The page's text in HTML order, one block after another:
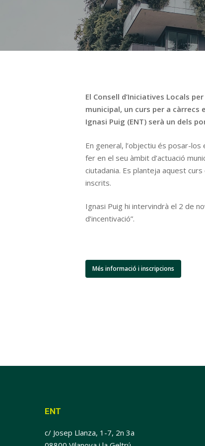
El Consell d’Iniciatives Locals
municipal, un curs per a càrrecs
Ignasi Puig (ENT) serà un dels
En general, l’objectiu és posar-
fer en el seu àmbit d’actuació
ciutadania. Es planteja aquest
inscrits.
Ignasi Puig hi intervindrà el 2 de
d’incentivació”.
Més informació i inscripcions
ENT
c/ Josep Llanza, 1-7, 2n 3a